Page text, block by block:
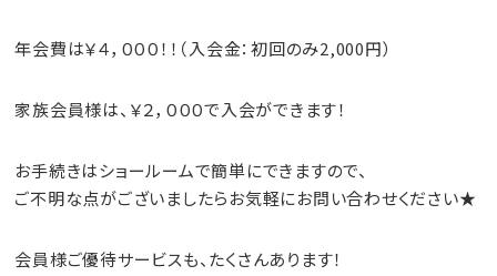
年会費は￥４，０００！！（入会金：初回のみ2,000円）
家族会員様は、￥２，０００で入会ができます！
お手続きはショールームで簡単にできますので、
ご不明な点がございましたらお気軽にお問い合わせください★
会員様ご優待サービスも、たくさんあります！